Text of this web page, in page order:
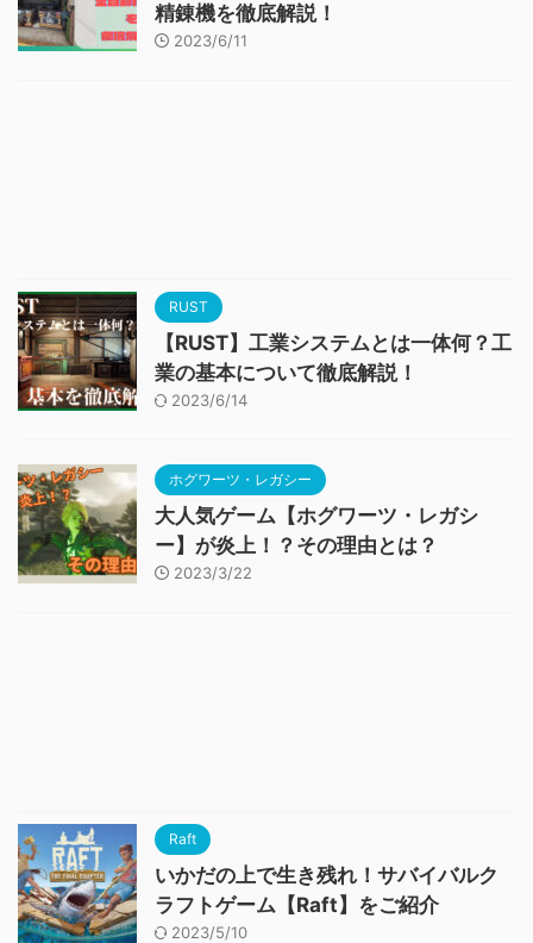
精錬機を徹底解説！
2023/6/11
RUST
【RUST】工業システムとは一体何？工
業の基本について徹底解説！
2023/6/14
ホグワーツ・レガシー
大人気ゲーム【ホグワーツ・レガシ
ー】が炎上！？その理由とは？
2023/3/22
Raft
いかだの上で生き残れ！サバイバルク
ラフトゲーム【Raft】をご紹介
2023/5/10